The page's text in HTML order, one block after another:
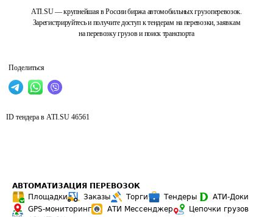
ATI.SU — крупнейшая в России биржа автомобильных грузоперевозок.
Зарегистрируйтесь и получите доступ к тендерам на перевозки, заявкам
на перевозку грузов и поиск транспорта
Поделиться
ID тендера в ATI.SU 46561
АВТОМАТИЗАЦИЯ ПЕРЕВОЗОК
Площадки
Заказы Торги Тендеры
АТИ-Доки
GPS-мониторинг
АТИ Мессенджер
Цепочки грузов